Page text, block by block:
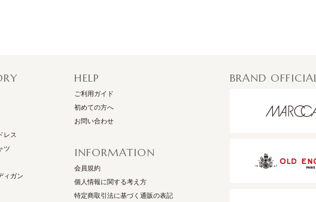
レス
ツ
ィガン
HELP
ご利用ガイド
初めての方へ
お問い合わせ
INFORMATION
会員規約
個人情報に関する考え方
特定商取引法に基づく通販の表記
BRAND